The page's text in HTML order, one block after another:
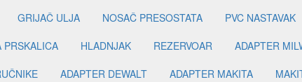
GRIJAČ ULJA NOSAČ PRESOSTATA PVC NASTAVAK
PRSKALICA
HLADNJAK REZERVOAR ADAPTER
ADAPTER DEWALT ADAPTER MAKITA